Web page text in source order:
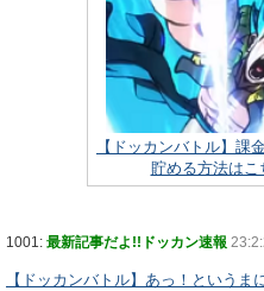
【ドッカンバトル】課
貯める方法はこ
1001: 最新記事だよ!!ドッカン速報
【ドッカンバトル】あっ！という